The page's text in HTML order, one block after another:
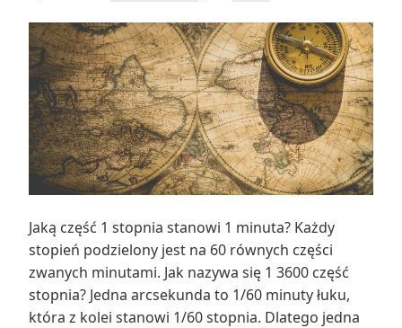
Jaką część 1 stopnia stanowi 1 minuta? Każdy
stopień podzielony jest na 60 równych części
zwanych minutami. Jak nazywa się 1 3600 część
stopnia? Jedna arcsekunda to 1/60 minuty łuku,
która z kolei stanowi 1/60 stopnia. Dlatego jedna